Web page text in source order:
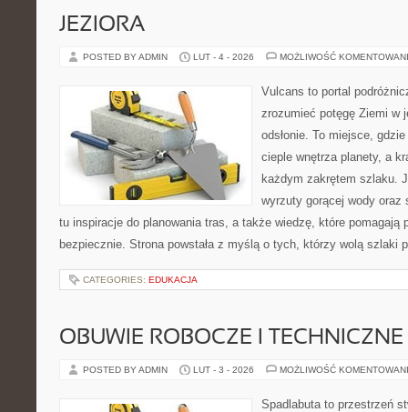
JEZIORA
POSTED BY ADMIN LUT - 4 - 2026 MOŻLIWOŚĆ
Vulcans to portal
zrozumieć potęgę Ziemi w
odsłonie. To miejsce,
cieple wnętrza planety, a
każdym zakrętem szlaku.
wyrzuty gorącej wody oraz
tu inspiracje do planowania tras, a także wiedzę, które pomagają
bezpiecznie. Strona powstała z myślą o tych, którzy wolą szlaki
CATEGORIES: EDUKACJA
OBUWIE ROBOCZE I TECHNICZNE
POSTED BY ADMIN LUT - 3 - 2026 MOŻLIWOŚĆ
Spadlabuta to przestrzeń